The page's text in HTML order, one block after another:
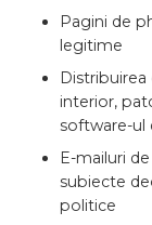
Pagini de
legitime
interior,
software-ul
E-mailuri
subiecte
politice